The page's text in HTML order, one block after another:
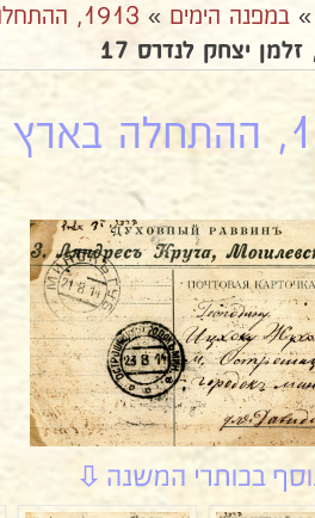
» במפנה הימים » 1913, ההתחלה בארץ ישראל
יצחק לנדרס 17
17